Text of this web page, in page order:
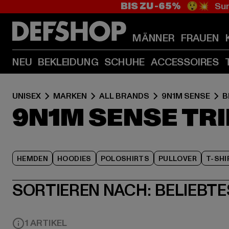
BIS ZU -65% 😲💥
MÄNNER FRAUEN
NEU BEKLEIDUNG SCHUHE ACCESSOIRES
UNISEX MARKEN ALL BRANDS 9N1M SENSE
9N1M SENSE
HEMDEN HOODIES POLOSHIRTS PULLOVER T-
SORTIEREN NACH:
1 ARTIKEL